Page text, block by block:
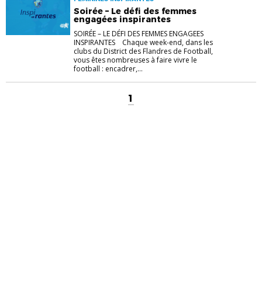
Soirée – Le défi des femmes
engagées inspirantes
SOIRÉE – LE DÉFI DES FEMMES ENGAGEES
INSPIRANTES Chaque week-end, dans les
clubs du District des Flandres de Football,
vous êtes nombreuses à faire vivre le
football : encadrer,...
1